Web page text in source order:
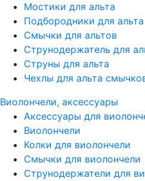
Мостики для альта
Подбородники для альта
Смычки для альтов
Струнодержатель для
Струны для альта
Чехлы для альта
Виолончели, аксессуары
Аксессуары для
Виолончели
Колки для виолончели
Смычки для виолончели
Струнодержатели для